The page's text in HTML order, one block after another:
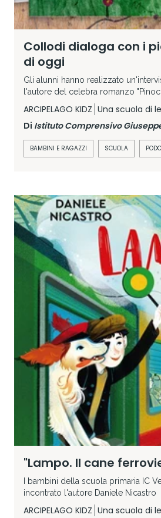
Collodi dialoga con i
di oggi
Gli alunni hanno realizzato
l'autore del celebra romanzo
ARCIPELAGO KIDZ Una scuola di
Di Istituto Comprensivo
BAMBINI E RAGAZZI SCUOLA
"Lampo. Il cane
I bambini della scuola primaria IC
incontrato l'autore Daniele Nicastro
ARCIPELAGO KIDZ Una scuola di